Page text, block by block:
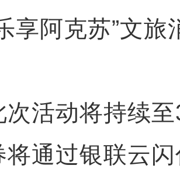
享阿克苏”文
动将持续至
将通过银联云